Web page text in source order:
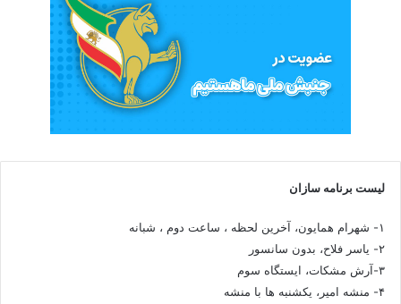
لیست برنامه سازان
۱- شهرام همایون، آخرین لحظه ، ساعت دوم ، شبانه
۲- یاسر فلاح، بدون سانسور
۳-آرش مشکات، ایستگاه سوم
۴- منشه امیر، یکشنبه ها با منشه